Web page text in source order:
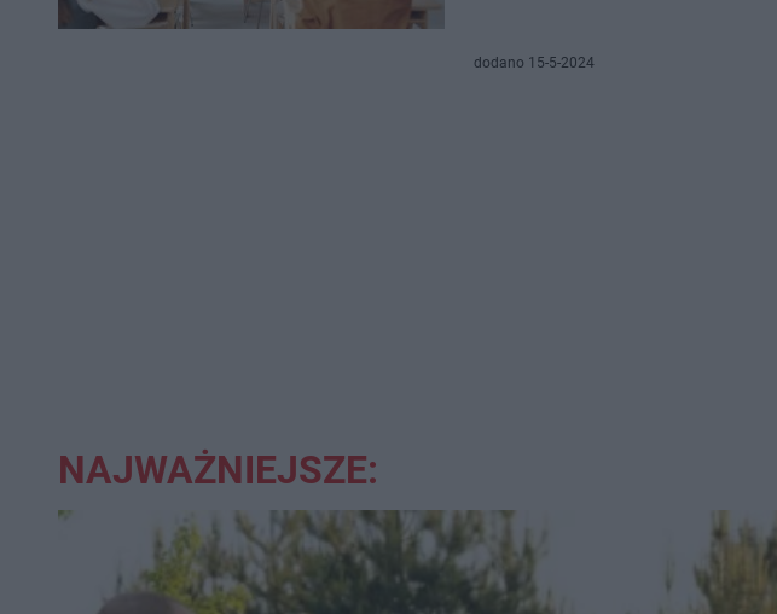
dodano 15-5-2024
NAJWAŻNIEJSZE: